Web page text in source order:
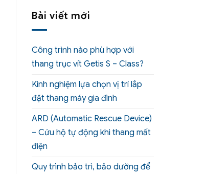
Bài viết mới
Công trình nào phù hợp với
thang trục vít Getis S – Class?
Kinh nghiệm lựa chọn vị trí lắp
đặt thang máy gia đình
ARD (Automatic Rescue Device)
– Cứu hộ tự động khi thang mất
điện
Quy trình bảo trì, bảo dưỡng để